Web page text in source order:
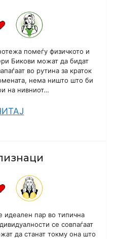
помеѓу физичкото и
Бикови можат да бидат
во рутина за краток
нема ништо што би
на нивниот…
идеален пар во типична
се совпаѓаат
да станат токму она што